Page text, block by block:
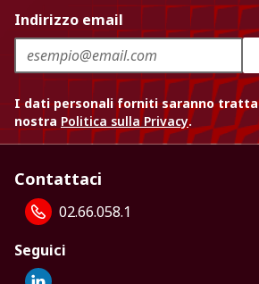
Indirizzo email
I dati personali forniti saranno
nostra Politica sulla Privacy.
Contattaci
02.66.058.1
Seguici